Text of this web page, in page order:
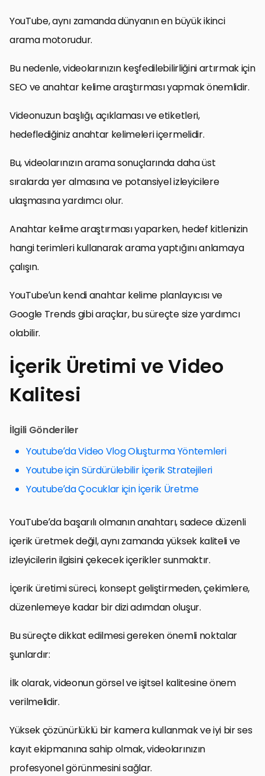
YouTube, aynı zamanda dünyanın en büyük ikinci
arama motorudur.
Bu nedenle, videolarınızın keşfedilebilirliğini artırmak için
SEO ve anahtar kelime araştırması yapmak önemlidir.
Videonuzun başlığı, açıklaması ve etiketleri,
hedeflediğiniz anahtar kelimeleri içermelidir.
Bu, videolarınızın arama sonuçlarında daha üst
sıralarda yer almasına ve potansiyel izleyicilere
ulaşmasına yardımcı olur.
Anahtar kelime araştırması yaparken, hedef kitlenizin
hangi terimleri kullanarak arama yaptığını anlamaya
çalışın.
YouTube’un kendi anahtar kelime planlayıcısı ve
Google Trends gibi araçlar, bu süreçte size yardımcı
olabilir.
İçerik Üretimi ve Video
Kalitesi
İlgili Gönderiler
Youtube’da Video Vlog Oluşturma Yöntemleri
Youtube için Sürdürülebilir İçerik Stratejileri
Youtube’da Çocuklar için İçerik Üretme
YouTube’da başarılı olmanın anahtarı, sadece düzenli
içerik üretmek değil, aynı zamanda yüksek kaliteli ve
izleyicilerin ilgisini çekecek içerikler sunmaktır.
İçerik üretimi süreci, konsept geliştirmeden, çekimlere,
düzenlemeye kadar bir dizi adımdan oluşur.
Bu süreçte dikkat edilmesi gereken önemli noktalar
şunlardır:
İlk olarak, videonun görsel ve işitsel kalitesine önem
verilmelidir.
Yüksek çözünürlüklü bir kamera kullanmak ve iyi bir ses
kayıt ekipmanına sahip olmak, videolarınızın
profesyonel görünmesini sağlar.